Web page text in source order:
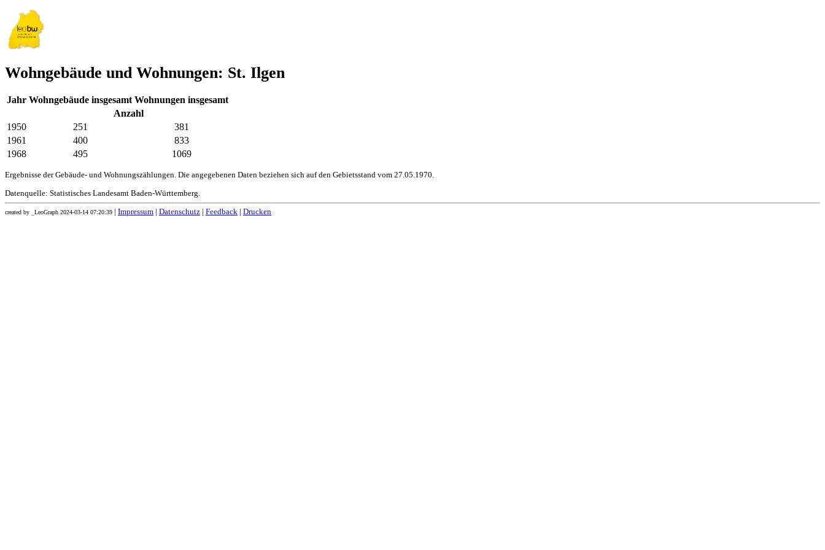
Wohngebäude und Wohnungen: St. Ilgen
Jahr Wohngebäude insgesamt Wohnungen insgesamt
Anzahl
1950
251
381
1961
400
833
1968
495 1069
Ergebnisse der Gebäude- und Wohnungszählungen. Die angegebenen Daten beziehen sich auf den Gebietsstand vom 27.05.1970.
Datenquelle: Statistisches Landesamt Baden-Württemberg.
created by _LeoGraph 2024-03-14 07:20:39 Impressum Datenschutz Feedback Drucken